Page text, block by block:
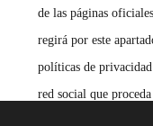
de las páginas
regirá por este
políticas de
red social que